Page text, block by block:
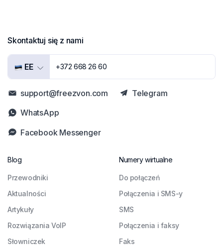
Skontaktuj się z nami
EE +372 668 26 60
support@freezvon.com
Facebook Messenger
Telegram
WhatsApp
Blog
Przewodniki
Aktualności
Artykuły
Rozwiązania VoIP
Słowniczek
Numery wirtualne
Do połączeń
Połączenia i SMS-y
SMS
Połączenia i faksy
Faks